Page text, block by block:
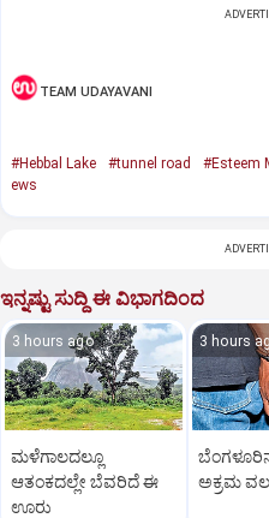
TEAM UDAYAVANI
#Hebbal Lake #tunnel road #Esteem
ews
ಇನ್ನಷ್ಟು ಸುದ್ದಿ ಈ ವಿಭಾಗದಿಂದ
3 hours ago
ಮಳೆಗಾಲದಲ್ಲೂ
ಆತಂಕದಲ್ಲೇ ಬೆವರಿದೆ ಈ
ಊರು
3 hours
ಅಕ್ರಮ